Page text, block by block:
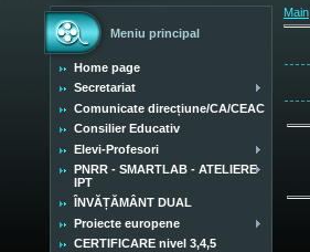
Meniu principal
Home page
Secretariat
Comunicate direcțiune/CA/CEAC
Consilier Educativ
Elevi-Profesori
PNRR - SMARTLAB - ATELIERE
IPT
ÎNVĂȚĂMÂNT DUAL
Proiecte europene
CERTIFICARE nivel 3,4,5
Main